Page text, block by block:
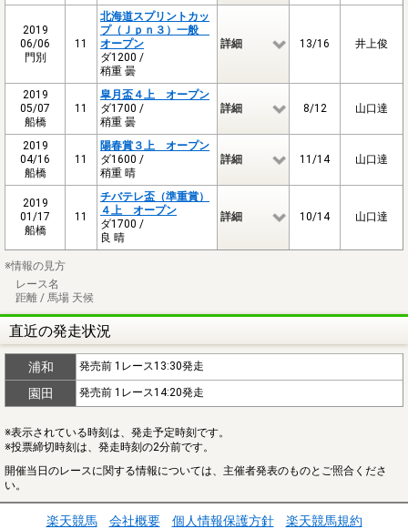
2019
06/06
門別
11
北海道スプリントカッ
プ（Ｊｐｎ３）一般
オープン
ダ1200 /
稍重 曇
詳細 13/16 井上俊
2019
05/07
船橋
11
皐月盃４上 オープン
ダ1700 /
稍重 曇
詳細 8/12 山口達
2019
04/16
船橋
11
陽春賞３上 オープン
ダ1600 /
稍重 晴
詳細 11/14 山口達
2019
01/17
船橋
11
チバテレ盃（準重賞）
４上 オープン
ダ1700 /
良 晴
詳細 10/14 山口達
※情報の見方
レース名
距離 / 馬場 天候
直近の発走状況
浦和 発売前 1レース13:30発走
園田 発売前 1レース14:20発走
※表示されている時刻は、発走予定時刻です。
※投票締切時刻は、発走時刻の2分前です。
開催当日のレースに関する情報については、主催者発表のものとご照合くださ
い。
楽天競馬 会社概要 個人情報保護方針 楽天競馬規約